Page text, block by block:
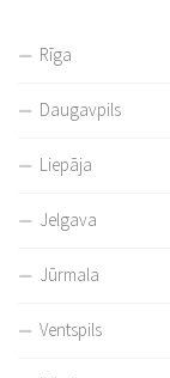
Rīga
Daugavpils
Liepāja
Jelgava
Jūrmala
Ventspils